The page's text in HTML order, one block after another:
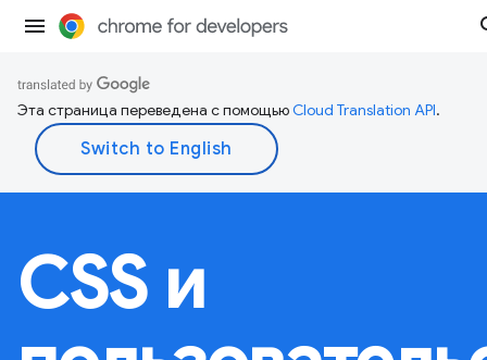
Эта страница переведена с помощьюCloud Translation API.
CSS и